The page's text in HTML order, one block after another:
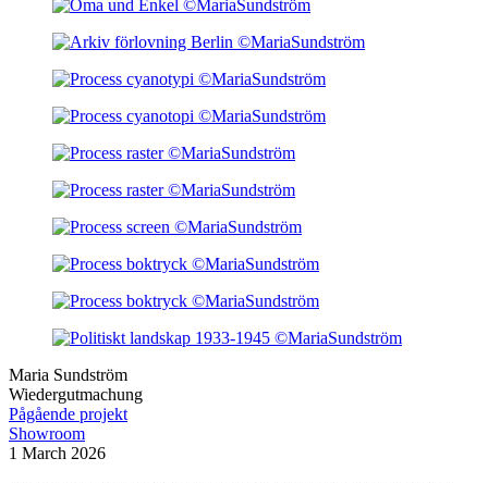
Maria Sundström
Wiedergutmachung
Pågående projekt
Showroom
1 March 2026